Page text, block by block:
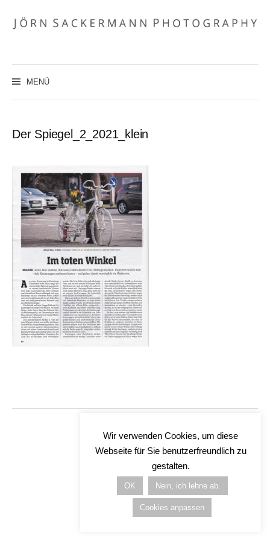
Inhalt
überspringen
MENÜ
Der Spiegel_2_2021_klein
Wir verwenden Cookies, um diese
Webseite für Sie benutzerfreundlich zu
gestalten.
OK Nein, ich lehne ab.
Cookies anpassen